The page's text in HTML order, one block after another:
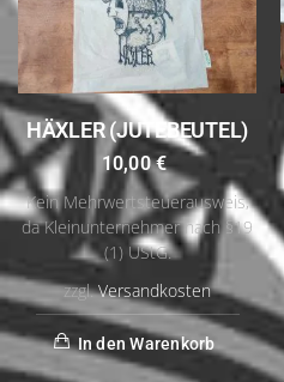
HÄXLER (JUTEBEUTEL)
10,00€
Kein Mehrwertsteuerausweis,
da Kleinunternehmer nach §19
(1) UStG.
zzgl.Versandkosten
In den Warenkorb